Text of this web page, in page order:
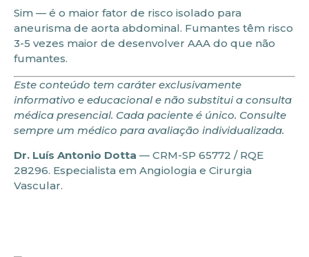
Sim — é o maior fator de risco isolado para
aneurisma de aorta abdominal. Fumantes têm risco
3-5 vezes maior de desenvolver AAA do que não
fumantes.
Este conteúdo tem caráter exclusivamente
informativo e educacional e não substitui a consulta
médica presencial. Cada paciente é único. Consulte
sempre um médico para avaliação individualizada.
Dr. Luís Antonio Dotta — CRM-SP 65772 / RQE
28296. Especialista em Angiologia e Cirurgia
Vascular.